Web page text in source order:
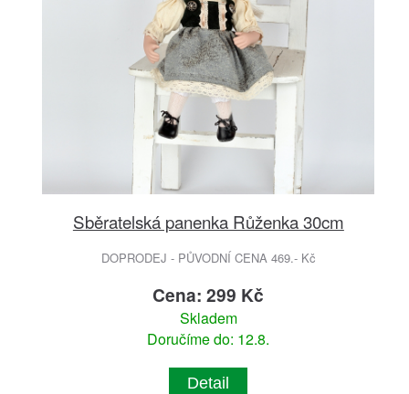
Sběratelská panenka Růženka 30cm
DOPRODEJ - PŮVODNÍ CENA 469.- Kč
Cena: 299 Kč
Skladem
Doručíme do: 12.8.
Detail